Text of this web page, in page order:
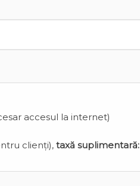
accesul la internet)
clienți),taxă suplimentară: